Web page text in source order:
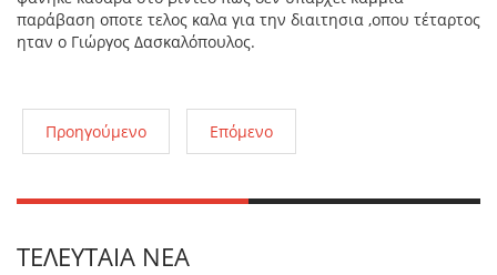
παράβαση οποτε τελος καλα για την διαιτησια ,οπου τέταρτος
ηταν ο Γιώργος Δασκαλόπουλος.
Προηγούμενο Επόμενο
ΤΕΛΕΥΤΑΊΑ ΝΈΑ